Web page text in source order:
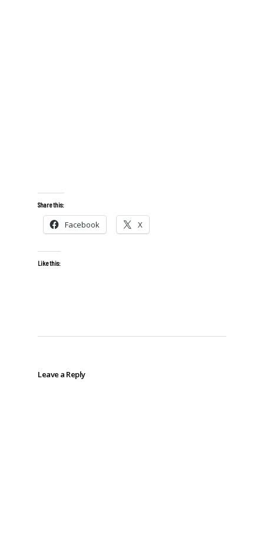
Share this:
Facebook X
Like this:
Leave a Reply